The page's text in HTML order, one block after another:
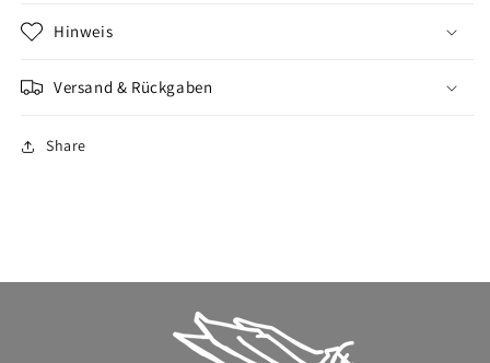
Hinweis
Versand & Rückgaben
Share